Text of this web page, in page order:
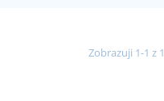
Zobrazuji 1-1 z 1